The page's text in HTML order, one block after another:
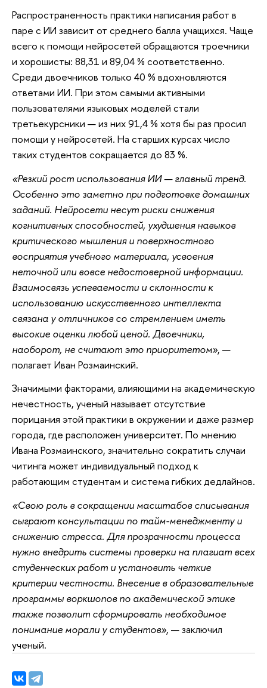
Распространенность практики написания работ в
паре с ИИ зависит от среднего балла учащихся. Чаще
всего к помощи нейросетей обращаются троечники
и хорошисты: 88,31 и 89,04 % соответственно.
Среди двоечников только 40 % вдохновляются
ответами ИИ. При этом самыми активными
пользователями языковых моделей стали
третьекурсники — из них 91,4 % хотя бы раз просил
помощи у нейросетей. На старших курсах число
таких студентов сокращается до 83 %.
«Резкий рост использования ИИ — главный тренд.
Особенно это заметно при подготовке домашних
заданий. Нейросети несут риски снижения
когнитивных способностей, ухудшения навыков
критического мышления и поверхностного
восприятия учебного материала, усвоения
неточной или вовсе недостоверной информации.
Взаимосвязь успеваемости и склонности к
использованию искусственного интеллекта
связана у отличников со стремлением иметь
высокие оценки любой ценой. Двоечники,
наоборот, не считают это приоритетом», —
полагает Иван Розмаинский.
Значимыми факторами, влияющими на академическую
нечестность, ученый называет отсутствие
порицания этой практики в окружении и даже размер
города, где расположен университет. По мнению
Ивана Розмаинского, значительно сократить случаи
читинга может индивидуальный подход к
работающим студентам и система гибких дедлайнов.
«Свою роль в сокращении масштабов списывания
сыграют консультации по тайм-менеджменту и
снижению стресса. Для прозрачности процесса
нужно внедрить системы проверки на плагиат всех
студенческих работ и установить четкие
критерии честности. Внесение в образовательные
программы воркшопов по академической этике
также позволит сформировать необходимое
понимание морали у студентов», — заключил
ученый.